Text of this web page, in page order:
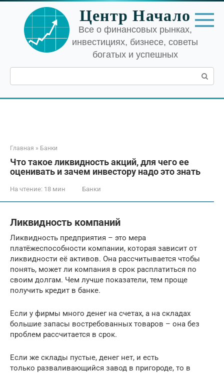
Перейти
контенту
Центр Начало
Все о финансовых рынках,
инвестициях, бизнесе, советы
богатых и успешных
Поиск:
Главная » Банки
Что такое ликвидность акций, для чего ее
оценивать и зачем инвестору надо это знать
На чтение: 18 мин Банки
Ликвидность компаний
Ликвидность предприятия – это мера
платёжеспособности компании, которая зависит от
ликвидности её активов. Она рассчитывается чтобы
понять, может ли компания в срок расплатиться по
своим долгам. Чем лучше показатели, тем проще
получить кредит в банке.
Если у фирмы много денег на счетах, а на складах
большие запасы востребованных товаров – она без
проблем рассчитается в срок.
Если же склады пустые, денег нет, и есть
только разваливающийся завод в пригороде, то в